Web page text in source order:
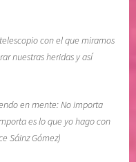
con el que miramos
nuestras heridas y así
en mente: No importa
es lo que yo hago con
Sáinz Gómez)